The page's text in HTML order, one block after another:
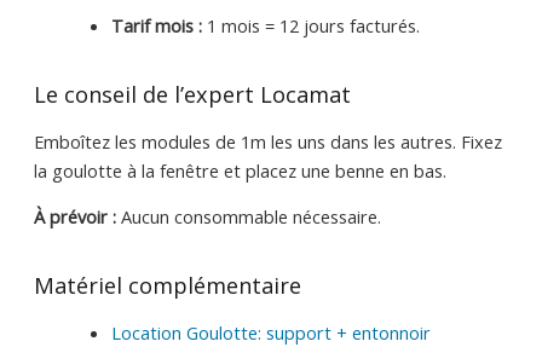
Tarif mois :1 mois = 12 jours facturés.
Le conseil de l’expert Locamat
Emboîtez les modules de 1m les uns dans les autres. Fixez
la goulotte à la fenêtre et placez une benne en bas.
À prévoir :Aucun consommable nécessaire.
Matériel complémentaire
Location Goulotte: support + entonnoir